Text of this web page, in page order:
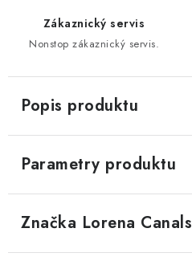
Zákaznický servis
Nonstop zákaznický servis.
Popis produktu
Parametry produktu
Značka Lorena Canals